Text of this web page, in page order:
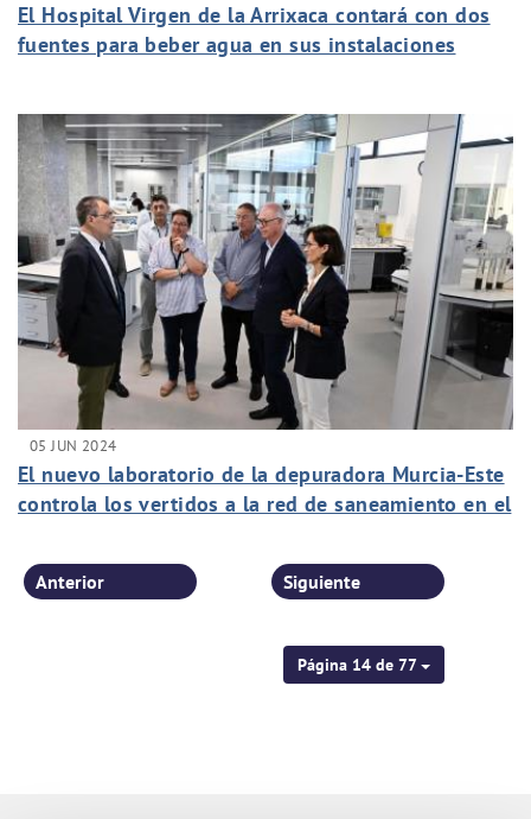
El Hospital Virgen de la Arrixaca contará con dos
fuentes para beber agua en sus instalaciones
05 JUN 2024
El nuevo laboratorio de la depuradora Murcia-Este
controla los vertidos a la red de saneamiento en el
Página 14 de 77
Anterior Siguiente